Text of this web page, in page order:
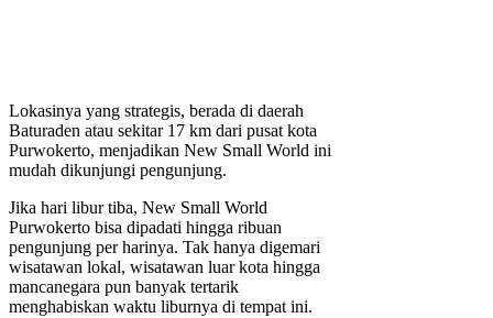
Lokasinya yang strategis, berada di daerah
Baturaden atau sekitar 17 km dari pusat kota
Purwokerto, menjadikan New Small World ini
mudah dikunjungi pengunjung.
Jika hari libur tiba, New Small World
Purwokerto bisa dipadati hingga ribuan
pengunjung per harinya. Tak hanya digemari
wisatawan lokal, wisatawan luar kota hingga
mancanegara pun banyak tertarik
menghabiskan waktu liburnya di tempat ini.